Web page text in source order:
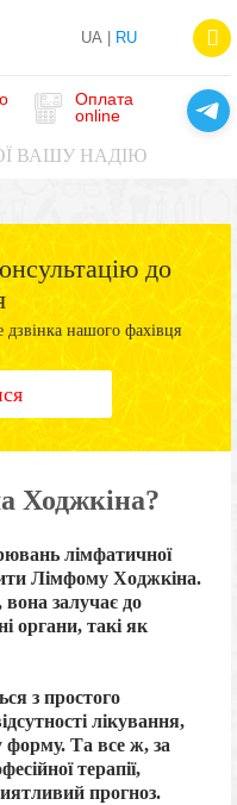
UA | RU
Оплата
online
ВАШУ НАДІЮ
до
дзвінка нашого фахівця
Ходжкіна?
лімфатичної
Лімфому Ходжкіна.
вона залучає до
органи, такі як
з простого
лікування,
форму. Та все ж, за
терапії,
прогноз.